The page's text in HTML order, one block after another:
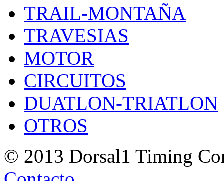
TRAIL-MONTAÑA
TRAVESIAS
MOTOR
CIRCUITOS
DUATLON-TRIATLON
OTROS
© 2013 Dorsal1 Timing